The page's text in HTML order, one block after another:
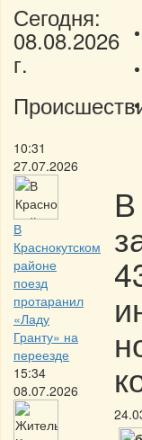
Сегодня:
08.08.2026
г.
10:31
27.07.2026
В
Краснокутском
районе
поезд
протаранил
«Ладу
Гранту» на
переезде
15:34
08.07.2026